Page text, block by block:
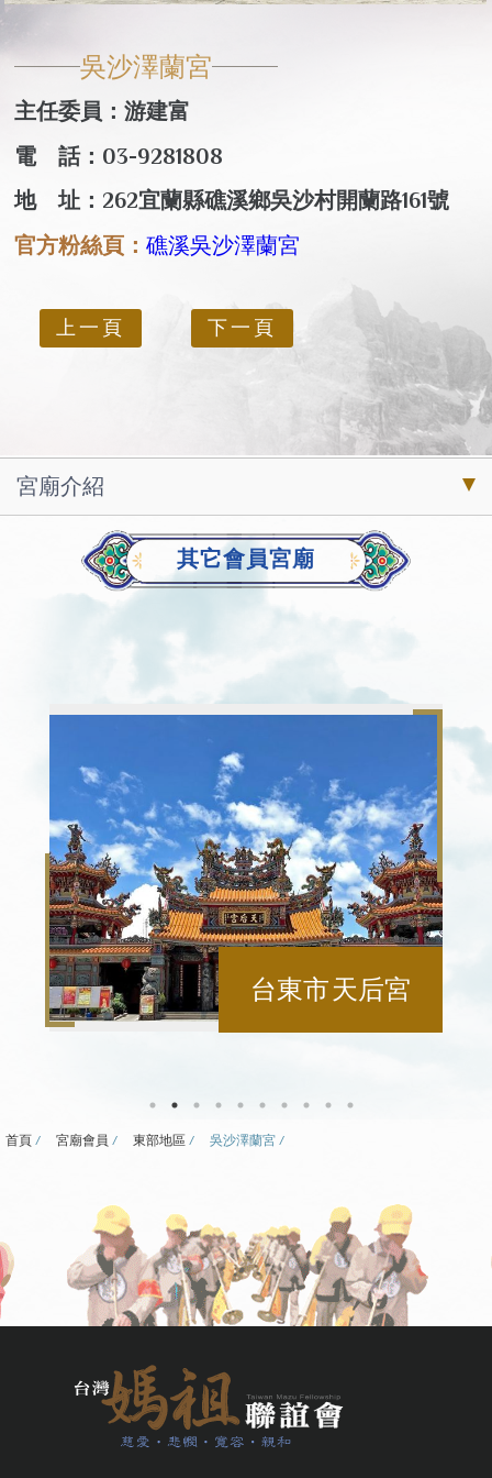
吳沙澤蘭宮
主任委員：游建富
電 話：03-9281808
地 址：262宜蘭縣礁溪鄉吳沙村開蘭路161號
官方粉絲頁：礁溪吳沙澤蘭宮
上一頁 下一頁
宮廟介紹
其它會員宮廟
台東市 天后宮
首頁 宮廟會員 東部地區 吳沙澤蘭宮